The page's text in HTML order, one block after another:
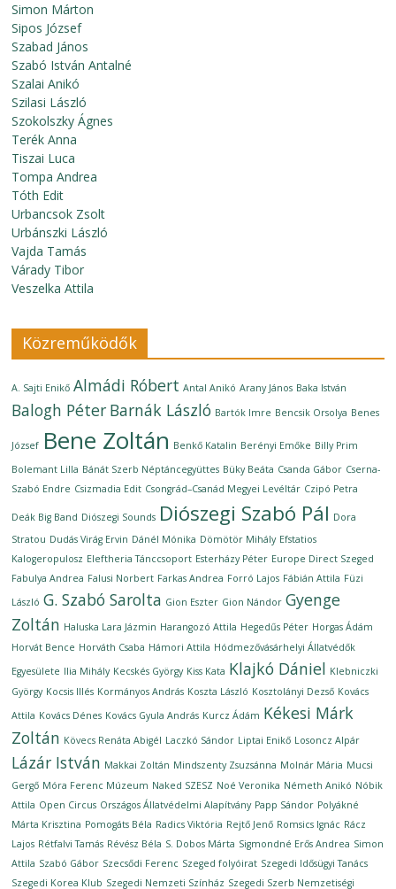
Simon Márton
Sipos József
Szabad János
Szabó István Antalné
Szalai Anikó
Szilasi László
Szokolszky Ágnes
Terék Anna
Tiszai Luca
Tompa Andrea
Tóth Edit
Urbancsok Zsolt
Urbánszki László
Vajda Tamás
Várady Tibor
Veszelka Attila
Közreműködők
A. Sajti Enikő Almádi Róbert Antal Anikó Arany János Baka István
Balogh Péter Barnák László Bartók Imre Bencsik Orsolya Benes
József Bene Zoltán Benkő Katalin Berényi Emőke Billy Prim
Bolemant Lilla Bánát Szerb Néptáncegyüttes Büky Beáta Csanda Gábor Cserna-
Szabó Endre Csizmadia Edit Csongrád–Csanád Megyei Levéltár Czipó Petra
Deák Big Band Diószegi Sounds Diószegi Szabó Pál Dora
Stratou Dudás Virág Ervin Dánél Mónika Dömötör Mihály Efstatios
Kalogeropulosz Eleftheria Tánccsoport Esterházy Péter Europe Direct Szeged
Fabulya Andrea Falusi Norbert Farkas Andrea Forró Lajos Fábián Attila Füzi
László G. Szabó Sarolta Gion Eszter Gion Nándor Gyenge
Zoltán Haluska Lara Jázmin Harangozó Attila Hegedűs Péter Horgas Ádám
Horvát Bence Horváth Csaba Hámori Attila Hódmezővásárhelyi Állatvédők
Egyesülete Ilia Mihály Kecskés György Kiss Kata Klajkó Dániel Klebniczki
György Kocsis Illés Kormányos András Koszta László Kosztolányi Dezső Kovács
Attila Kovács Dénes Kovács Gyula András Kurcz Ádám Kékesi Márk
Zoltán Kövecs Renáta Abigél Laczkó Sándor Liptai Enikő Losoncz Alpár
Lázár István Makkai Zoltán Mindszenty Zsuzsánna Molnár Mária Mucsi
Gergő Móra Ferenc Múzeum Naked SZESZ Noé Veronika Németh Anikó Nóbik
Attila Open Circus Országos Állatvédelmi Alapítvány Papp Sándor Polyákné
Márta Krisztina Pomogáts Béla Radics Viktória Rejtő Jenő Romsics Ignác Rácz
Lajos Rétfalvi Tamás Révész Béla S. Dobos Márta Sigmondné Erős Andrea Simon
Attila Szabó Gábor Szecsődi Ferenc Szeged folyóirat Szegedi Idősügyi Tanács
Szegedi Korea Klub Szegedi Nemzeti Színház Szegedi Szerb Nemzetiségi